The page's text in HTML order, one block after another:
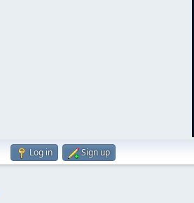
Log in Sign up